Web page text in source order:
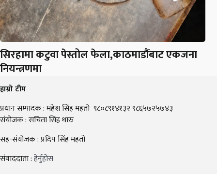
सिरहामा कटुवा पेस्तोल फेला,काठमाडौंबाट एकजना
नियन्त्रणमा
हाम्रो टीम
प्रधान सम्पादक : महेश सिंह महतो ९८०८९१४१३२ ९८६५७२५७४३
संयोजक : सचिता सिंह थारु
सह-संयोजक : प्रदिप सिंह महतो
संवाददाता :हेर्नुहोस